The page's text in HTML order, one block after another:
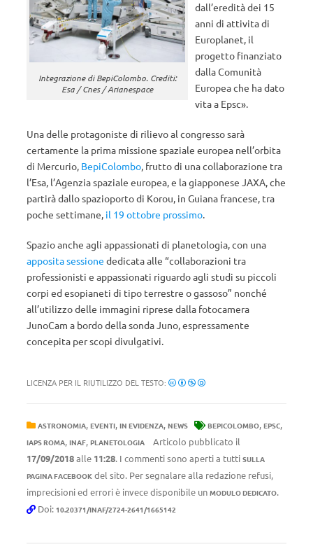
Integrazione di BepiColombo. Crediti:
Esa / Cnes / Arianespace
dall’eredità dei 15
anni di attivita di
Europlanet, il
progetto finanziato
dalla Comunità
Europea che ha dato
vita a Epsc».
Una delle protagoniste di rilievo al congresso sarà
certamente la prima missione spaziale europea nell’orbita
di Mercurio, BepiColombo, frutto di una collaborazione tra
l’Esa, l’Agenzia spaziale europea, e la giapponese JAXA, che
partirà dallo spazioporto di Korou, in Guiana francese, tra
poche settimane, il 19 ottobre prossimo.
Spazio anche agli appassionati di planetologia, con una
apposita sessione dedicata alle “collaborazioni tra
professionisti e appassionati riguardo agli studi su piccoli
corpi ed esopianeti di tipo terrestre o gassoso” nonché
all’utilizzo delle immagini riprese dalla fotocamera
JunoCam a bordo della sonda Juno, espressamente
concepita per scopi divulgativi.
LICENZA PER IL RIUTILIZZO DEL TESTO:
ASTRONOMIA, EVENTI, IN EVIDENZA, NEWS BEPICOLOMBO, EPSC,
IAPS ROMA, INAF, PLANETOLOGIA
Articolo pubblicato il
17/09/2018alle 11:28. I commenti sono aperti a tutti SULLA
PAGINA FACEBOOK del sito. Per segnalare alla redazione refusi,
imprecisioni ed errori è invece disponibile un MODULO DEDICATO.
Doi: 10.20371/INAF/2724-2641/1665142